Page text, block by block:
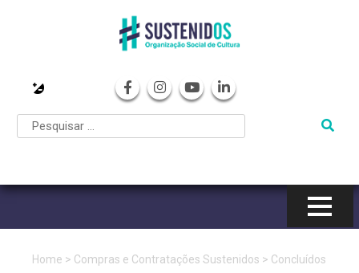
Pular
o
Home > Compras e Contratações Sustenidos > Concluídos